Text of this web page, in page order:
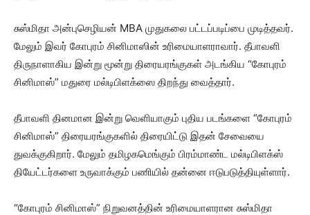
சுஸ்மிதா அன்புசெழியன் MBA முதுகலை பட்டப்படிப்பை முடித்தவர்.
மேலும் இவர் கோபுரம் சினிமாஸின் உரிமையாளராவார். தீபாவளி
திருநாளாகிய இன்று மூன்று திரையரங்குகள் அடங்கிய “கோபுரம்
சினிமாஸ்” மதுரை மல்டிபிளக்ஸை திறந்து வைத்தார்.
தீபாவளி தினமான இன்று வெளியாகும் புதிய படங்களை “கோபுரம்
சினிமாஸ்” திரையரங்குகளில் திரையிட்டு இதன் சேவையை
துவக்குகிறார். மேலும் தமிழகமெங்கும் பிரம்மாண்ட மல்டிபிளக்ஸ்
தியேட்டர்களை உருவாக்கும் பணியில் தன்னை ஈடுபடுத்தியுள்ளார்.
“கோபுரம் சினிமாஸ்” நிறுவனத்தின் உரிமையாளரான சுஸ்மிதா